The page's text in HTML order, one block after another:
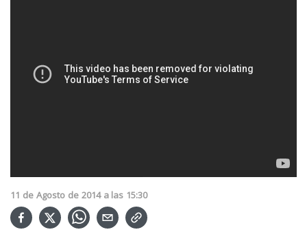
11 de Agosto de 2014 a las 15:30